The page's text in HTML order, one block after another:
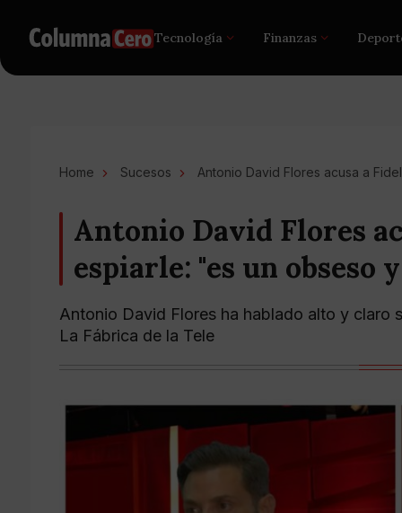
Tecnología Finanzas
Home Sucesos Antonio David Flores acusa a
Antonio David Flores
espiarle: "es un obseso
Antonio David Flores ha hablado alto y
La Fábrica de la Tele